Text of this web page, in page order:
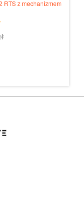
RTS z mechanizmem